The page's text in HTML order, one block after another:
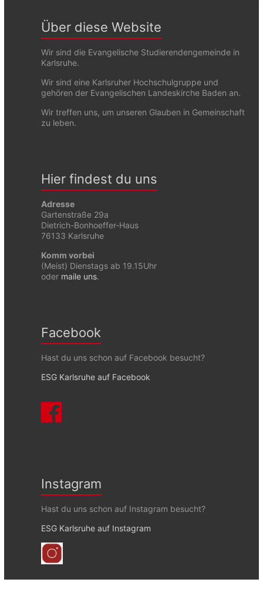
Über diese Website
Wir sind die Evangelische Studierendengemeinde in
Karlsruhe.
Wir sind eine Karlsruher Hochschulgruppe und
gehören der Evangelischen Landeskirche Baden an.
Wir treffen uns, um unseren Glauben in Gemeinschaft
zu leben.
Hier findest du uns
Adresse
Gartenstraße 29a
Dietrich-Bonhoeffer-Haus
76133 Karlsruhe
Komm vorbei
(Meist) Dienstags ab 19.15Uhr
oder maile uns.
Facebook
Hast du uns schon auf Facebook besucht?
ESG Karlsruhe auf Facebook
Instagram
Hast du uns schon auf Instagram besucht?
ESG Karlsruhe auf Instagram